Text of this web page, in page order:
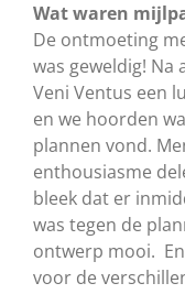
Wat waren
De ontmoeting
was geweldig! Na
Veni Ventus een
en we hoorden
plannen vond.
enthousiasme
bleek dat er
was tegen de
ontwerp mooi.
voor de